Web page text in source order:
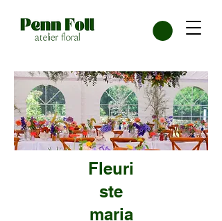
Fleuri
ste
maria